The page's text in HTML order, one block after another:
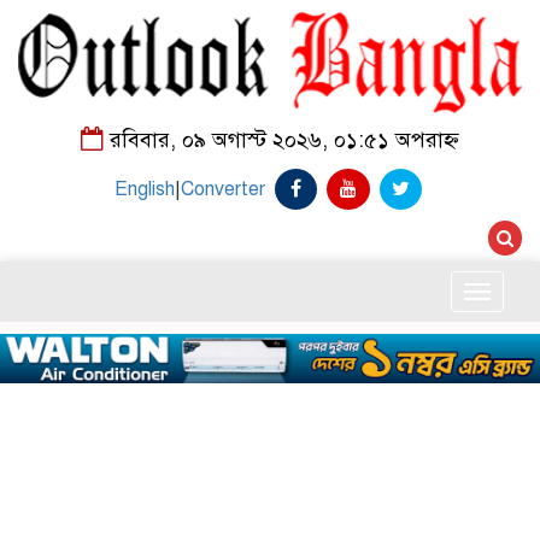
রবিবার, ০৯ অগাস্ট ২০২৬, ০১:৫১ অপরাহ্ন
English|Converter